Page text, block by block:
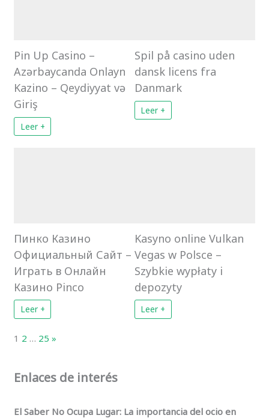
Pin Up Casino –
Azərbaycanda Onlayn
Kazino – Qeydiyyat və
Giriş
Leer +
Spil på casino uden
dansk licens fra
Danmark
Leer +
Пинко Казино
Официальный Сайт –
Играть в Онлайн
Казино Pinco
Leer +
Kasyno online Vulkan
Vegas w Polsce –
Szybkie wypłaty i
depozyty
Leer +
Page:
1 2 … 25 Next
»
Enlaces de interés
El Saber No Ocupa Lugar: La importancia del ocio en